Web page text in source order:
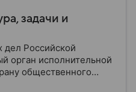
задачи и
дел Российской
орган исполнительной
общественного
обеспечение